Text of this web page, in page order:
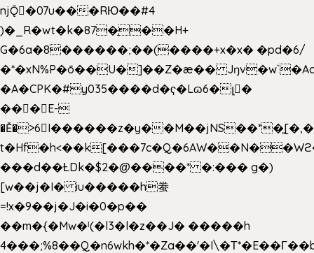
njǬ�07u���RЮ��#4
)�_R�wt�k�87�̠��H+
G�6a�8������;��(����+x�x� �pd�6/
�*�xN%P�ō��U�]��Z�æ��
�A�CPK�#y035����d�ҁ�Lɷ6�լ�
���E-
�Ě�>6򁊔I������z�y�
���d��ȽDk�$2�@����* �:��� g�)
[w��j�I� iu�����h䖭
=!x�9��j�J�i�0�p��
��m�{�Mw�ˡ(�l3�l�z��J� �����h